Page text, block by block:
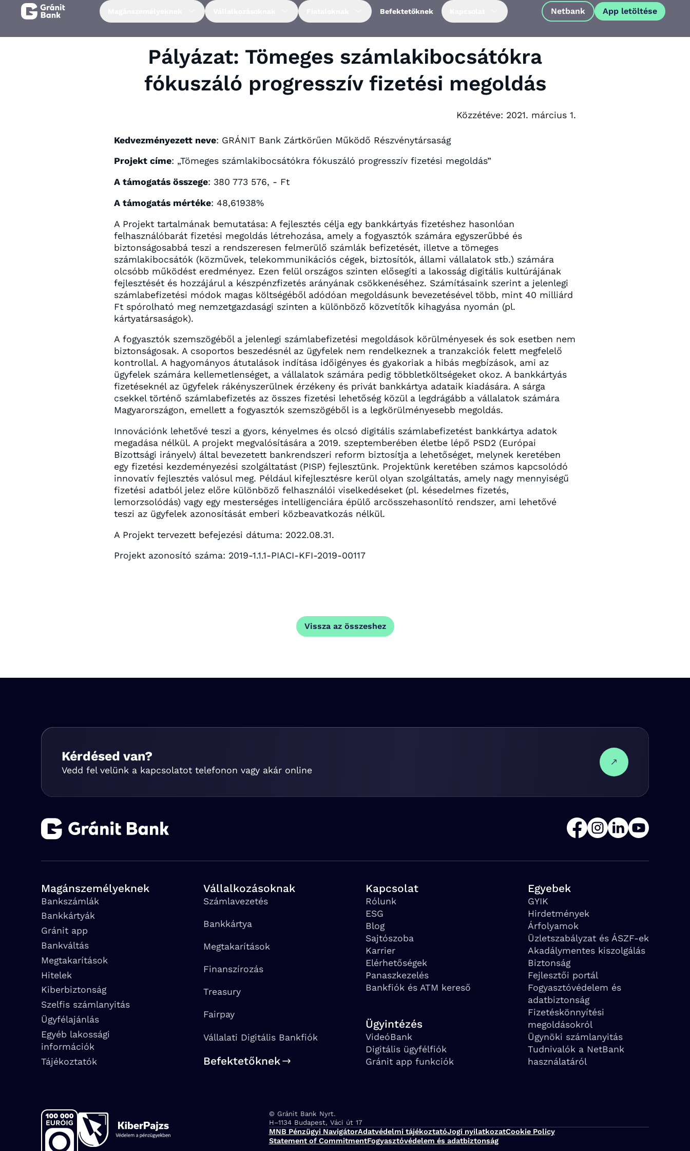
Befektetőknek Netbank App letöltése
Netbank
Pályázat: Tömeges számlakibocsátókra
fókuszáló progresszív fizetési megoldás
Közzétéve: 2021. március 1.
Kedvezményezett neve: GRÁNIT Bank Zártkörűen Működő Részvénytársaság
Projekt címe: „Tömeges számlakibocsátókra fókuszáló progresszív fizetési megoldás”
A támogatás összege: 380 773 576, - Ft
A támogatás mértéke: 48,61938%
A Projekt tartalmának bemutatása: A fejlesztés célja egy bankkártyás fizetéshez hasonlóan
felhasználóbarát fizetési megoldás létrehozása, amely a fogyasztók számára egyszerűbbé és
biztonságosabbá teszi a rendszeresen felmerülő számlák befizetését, illetve a tömeges
számlakibocsátók (közművek, telekommunikációs cégek, biztosítók, állami vállalatok stb.) számára
olcsóbb működést eredményez. Ezen felül országos szinten elősegíti a lakosság digitális kultúrájának
fejlesztését és hozzájárul a készpénzfizetés arányának csökkenéséhez. Számításaink szerint a jelenlegi
számlabefizetési módok magas költségéből adódóan megoldásunk bevezetésével több, mint 40 milliárd
Ft spórolható meg nemzetgazdasági szinten a különböző közvetítők kihagyása nyomán (pl.
kártyatársaságok).
A fogyasztók szemszögéből a jelenlegi számlabefizetési megoldások körülményesek és sok esetben nem
biztonságosak. A csoportos beszedésnél az ügyfelek nem rendelkeznek a tranzakciók felett megfelelő
kontrollal. A hagyományos átutalások indítása időigényes és gyakoriak a hibás megbízások, ami az
ügyfelek számára kellemetlenséget, a vállalatok számára pedig többletköltségeket okoz. A bankkártyás
fizetéseknél az ügyfelek rákényszerülnek érzékeny és privát bankkártya adataik kiadására. A sárga
csekkel történő számlabefizetés az összes fizetési lehetőség közül a legdrágább a vállalatok számára
Magyarországon, emellett a fogyasztók szemszögéből is a legkörülményesebb megoldás.
Innovációnk lehetővé teszi a gyors, kényelmes és olcsó digitális számlabefizetést bankkártya adatok
megadása nélkül. A projekt megvalósítására a 2019. szeptemberében életbe lépő PSD2 (Európai
Bizottsági irányelv) által bevezetett bankrendszeri reform biztosítja a lehetőséget, melynek keretében
egy fizetési kezdeményezési szolgáltatást (PISP) fejlesztünk. Projektünk keretében számos kapcsolódó
innovatív fejlesztés valósul meg. Például kifejlesztésre kerül olyan szolgáltatás, amely nagy mennyiségű
fizetési adatból jelez előre különböző felhasználói viselkedéseket (pl. késedelmes fizetés,
lemorzsolódás) vagy egy mesterséges intelligenciára épülő arcösszehasonlító rendszer, ami lehetővé
teszi az ügyfelek azonosítását emberi közbeavatkozás nélkül.
A Projekt tervezett befejezési dátuma: 2022.08.31.
Projekt azonosító száma: 2019-1.1.1-PIACI-KFI-2019-00117
Vissza az összeshez
Kérdésed van?
Vedd fel velünk a kapcsolatot telefonon vagy akár online
Magánszemélyeknek
Bankszámlák
Bankkártyák
Gránit app
Bankváltás
Megtakarítások
Hitelek
Kiberbiztonság
Szelfis számlanyitás
Ügyfélajánlás
Egyéb lakossági
információk
Tájékoztatók
Vállalkozásoknak
Számlavezetés
Bankkártya
Megtakarítások
Finanszírozás
Treasury
Fairpay
Vállalati Digitális Bankfiók
Befektetőknek
Kapcsolat
Rólunk
ESG
Blog
Sajtószoba
Karrier
Elérhetőségek
Panaszkezelés
Bankfiók és ATM kereső
Ügyintézés
VideóBank
Digitális ügyfélfiók
Gránit app funkciók
Egyebek
GYIK
Hirdetmények
Árfolyamok
Üzletszabályzat és ÁSZF-ek
Akadálymentes kiszolgálás
Biztonság
Fejlesztői portál
Fogyasztóvédelem és
adatbiztonság
Fizetéskönnyítési
megoldásokról
Ügynöki számlanyitás
Tudnivalók a NetBank
használatáról
© Gránit Bank Nyrt.
Cím:
H–1134 Budapest, Váci út 17
MNB Pénzügyi NavigátorAdatvédelmi tájékoztatóJogi nyilatkozatCookie Policy
Statement of CommitmentFogyasztóvédelem és adatbiztonság